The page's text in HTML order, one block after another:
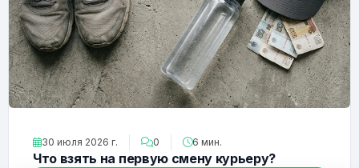
30 июля 2026 г. 0 6 мин.
Что взять на первую смену курьеру?